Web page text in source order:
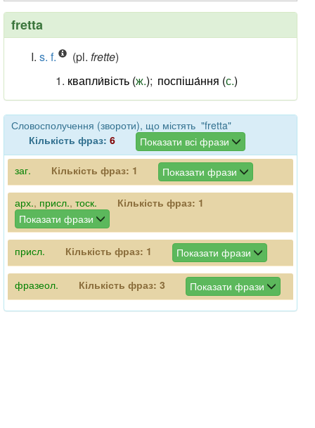
fretta
s. f. (pl. frette)
квапли́вість (ж.); поспіша́ння (с.)
Словосполучення (звороти), що містять "fretta"
Кількість фраз: 6 Показати всі фрази
заг. Кількість фраз: 1 Показати фрази
арх., присл., тоск. Кількість фраз: 1
Показати фрази
присл. Кількість фраз: 1 Показати фрази
фразеол. Кількість фраз: 3 Показати фрази